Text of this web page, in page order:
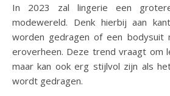
In 2023 zal lingerie een
modewereld. Denk hierbij aan
worden gedragen of een bodysuit
eroverheen. Deze trend vraagt om
maar kan ook erg stijlvol zijn als
wordt gedragen.